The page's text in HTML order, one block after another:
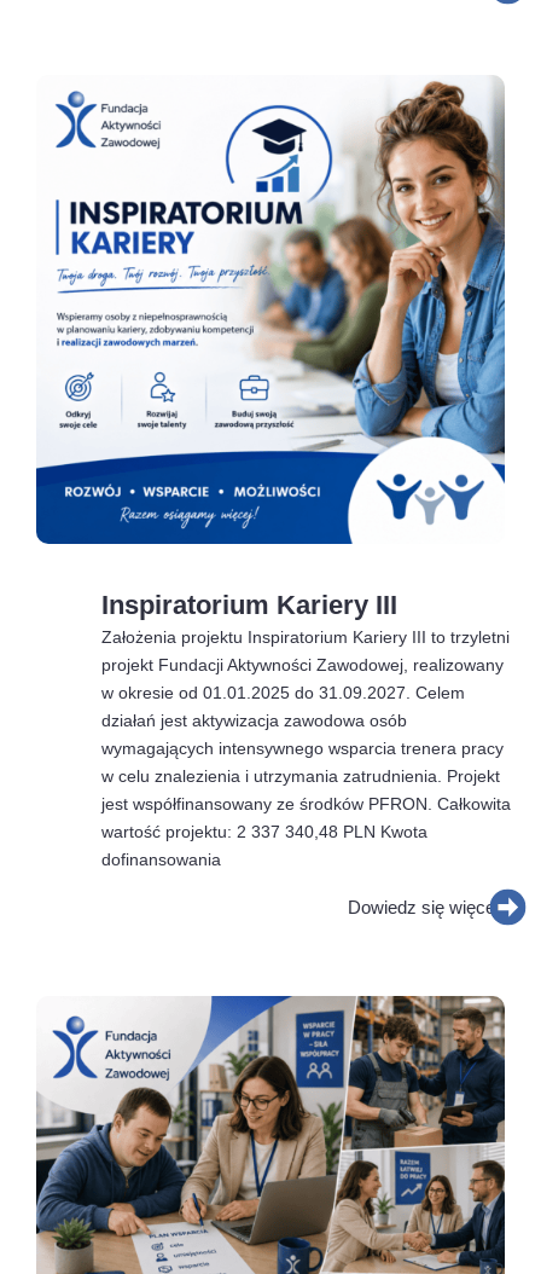
Inspiratorium Kariery III
Założenia projektu Inspiratorium Kariery III to trzyletni
projekt Fundacji Aktywności Zawodowej, realizowany
w okresie od 01.01.2025 do 31.09.2027. Celem
działań jest aktywizacja zawodowa osób
wymagających intensywnego wsparcia trenera pracy
w celu znalezienia i utrzymania zatrudnienia. Projekt
jest współfinansowany ze środków PFRON. Całkowita
wartość projektu: 2 337 340,48 PLN Kwota
dofinansowania
Dowiedz się więcej